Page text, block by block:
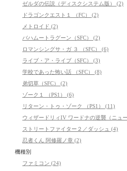
ゼルダの伝説（ディスクシステム版） (2)
ドラゴンクエスト１ （FC） (2)
メトロイド (2)
バハムートラグーン（SFC） (2)
ロマンシングサ・ガ ３ （SFC） (6)
ライブ・ア・ライブ（SFC） (3)
学校であった怖い話 （SFC） (8)
弟切草（SFC） (2)
ゾーク１ （PS1） (6)
リターン・トゥ・ゾーク （PS1） (11)
ウィザードリィIV ワードナの逆襲（ニュ
ストリートファイター２／ダッシュ (4)
忍者くん 阿修羅ノ章 (2)
機種別
ファミコン (24)